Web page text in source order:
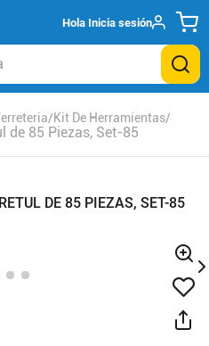
Hola Inicia sesión
Kit De Herramientas
de 85 Piezas, Set-85
DE 85 PIEZAS, SET-85